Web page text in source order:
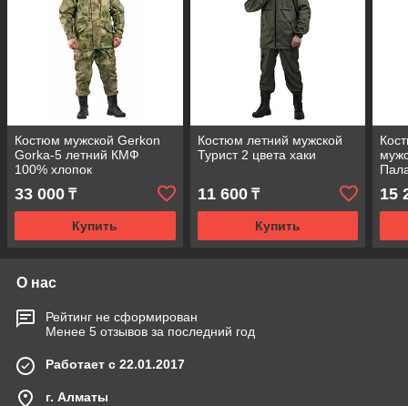
Костюм мужской Gerkon
Gorka-5 летний КМФ
100% хлопок
33 000 ₸
Купить
Костюм летний мужской
Турист 2 цвета хаки
11 600₸
Купить
15
О нас
Рейтинг не сформирован
Менее 5 отзывов за последний год
Работает с 22.01.2017
г. Алматы